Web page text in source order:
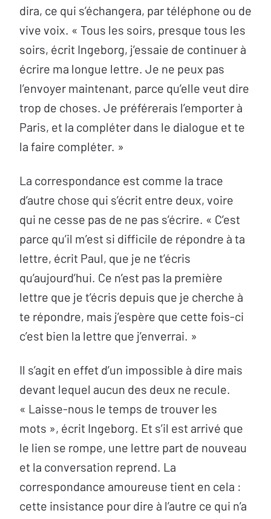
dira, ce qui s’échangera, par téléphone ou de
vive voix. « Tous les soirs, presque tous les
soirs, écrit Ingeborg, j’essaie de continuer à
écrire ma longue lettre. Je ne peux pas
l’envoyer maintenant, parce qu’elle veut dire
trop de choses. Je préférerais l’emporter à
Paris, et la compléter dans le dialogue et te
la faire compléter. »
La correspondance est comme la trace
d’autre chose qui s’écrit entre deux, voire
qui ne cesse pas de ne pas s’écrire. « C’est
parce qu’il m’est si difficile de répondre à ta
lettre, écrit Paul, que je ne t’écris
qu’aujourd’hui. Ce n’est pas la première
lettre que je t’écris depuis que je cherche à
te répondre, mais j’espère que cette fois-ci
c’est bien la lettre que j’enverrai. »
Il s’agit en effet d’un impossible à dire mais
devant lequel aucun des deux ne recule.
« Laisse-nous le temps de trouver les
mots », écrit Ingeborg. Et s’il est arrivé que
le lien se rompe, une lettre part de nouveau
et la conversation reprend. La
correspondance amoureuse tient en cela :
cette insistance pour dire à l’autre ce qui n’a